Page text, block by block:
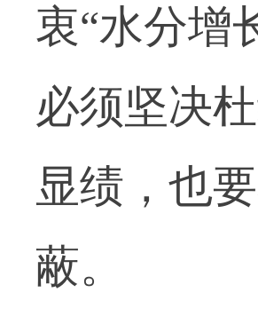
衷“水分增
必须坚决
显绩，也
蔽。